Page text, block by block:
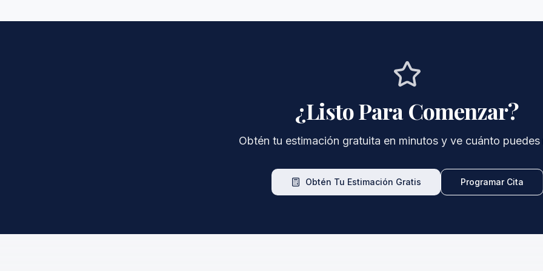
¿Listo Para Comenzar?
Obtén tu estimación gratuita en minutos y ve cuánto puedes
Obtén Tu Estimación Gratis Programar Cita